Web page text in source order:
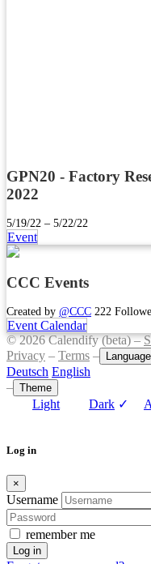
GPN20 - Factory
2022
5/19/22 – 5/22/22
Event
CCC Events
Created by @CCC 222
Event Calendar
© 2026 Calendify (beta) –
Privacy – Terms – Language
Deutsch English
– Theme
Light Dark ✓
Log in
×
Username
remember me
Log in